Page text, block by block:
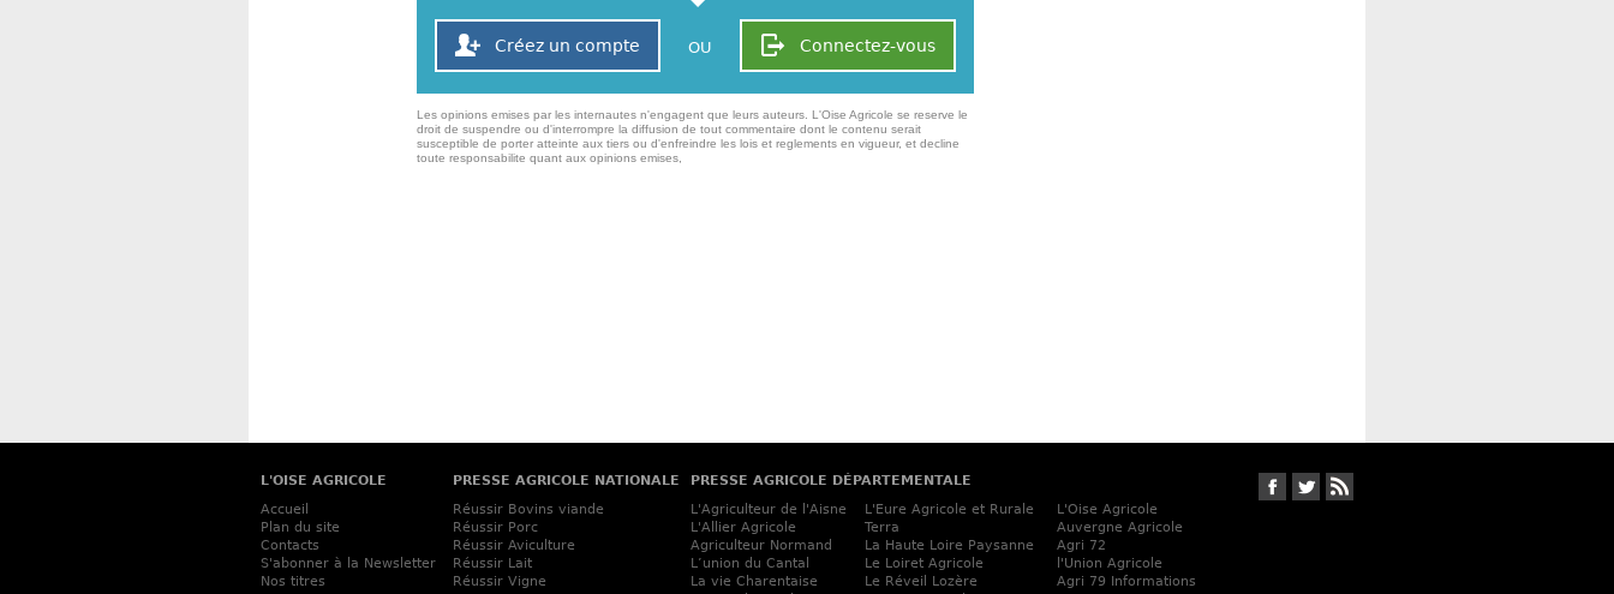
Connectez-vous
Créez un compte OU
Les opinions emises par les internautes n'engagent que leurs auteurs. L'Oise Agricole se reserve le
droit de suspendre ou d'interrompre la diffusion de tout commentaire dont le contenu serait
susceptible de porter atteinte aux tiers ou d'enfreindre les lois et reglements en vigueur, et decline
toute responsabilite quant aux opinions emises,
Suivez-nous sur Facebook
Suivez-nous sur Twitter
L'OISE AGRICOLE
Accueil
Plan du site
Contacts
S'abonner à la Newsletter
Nos titres
PRESSE AGRICOLE NATIONALE
Réussir Bovins viande
Réussir Porc
Réussir Aviculture
Réussir Lait
Réussir Vigne
PRESSE AGRICOLE DÉPARTEMENTALE
L'Agriculteur de l'Aisne
L'Allier Agricole
Agriculteur Normand
L’union du Cantal
La vie Charentaise
L'Eure Agricole et Rurale
Terra
La Haute Loire Paysanne
Le Loiret Agricole
Le Réveil Lozère
L'Oise Agricole
Auvergne Agricole
Agri 72
l'Union Agricole
Agri 79 Informations